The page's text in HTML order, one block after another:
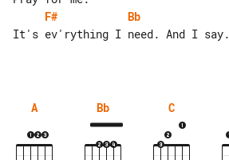
F#
Bb
It's ev'rything I need. And I say.
A Bb C